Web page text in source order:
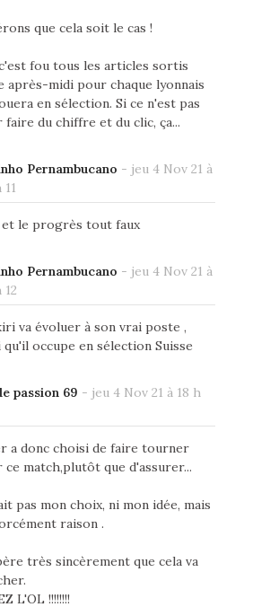
que cela soit le cas !
fou tous les articles sortis
après-midi pour chaque lyonnais
en sélection. Si ce n'est pas
faire du chiffre et du clic, ça...
Pernambucano - jeu 4 Nov 21 à
11
et le progrès tout faux
Pernambucano - jeu 4 Nov 21 à
12
va évoluer à son vrai poste ,
qu'il occupe en sélection Suisse
passion 69 - jeu 4 Nov 21 à 18 h
a donc choisi de faire tourner
ce match,plutôt que d'assurer...
pas mon choix, ni mon idée, mais
raison .
très sincèrement que cela va
L'OL !!!!!!!!